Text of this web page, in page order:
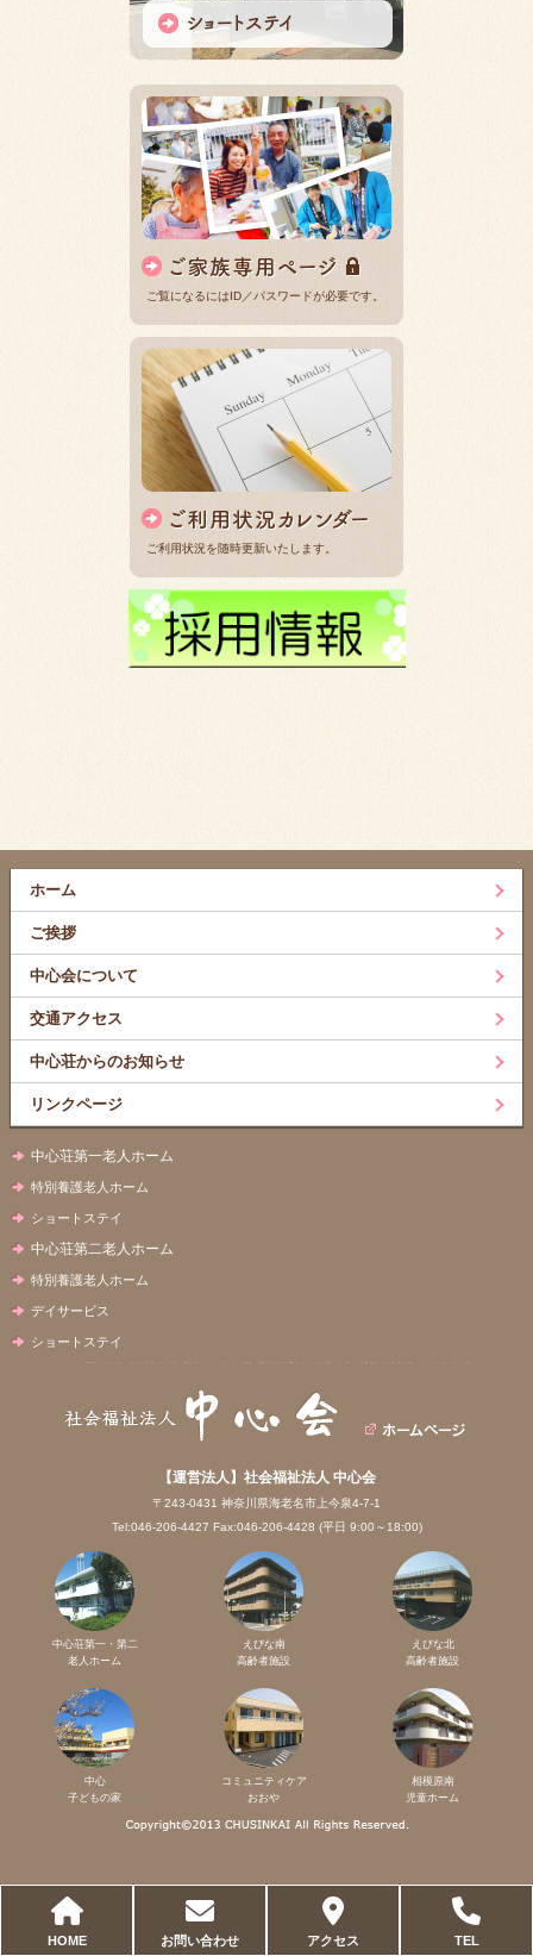
ご覧になるにはID／パスワードが必要です。
ご利用状況を随時更新いたします。
ホーム
ご挨拶
中心会について
交通アクセス
中心荘からのお知らせ
リンクページ
中心荘第一老人ホーム
特別養護老人ホーム
ショートステイ
中心荘第二老人ホーム
特別養護老人ホーム
デイサービス
ショートステイ
【運営法人】社会福祉法人 中心会
〒243-0431 神奈川県海老名市上今泉4-7-1
Tel:046-206-4427 Fax:046-206-4428 (平日 9:00～18:00)
中心荘第一・第二
老人ホーム
えびな南
高齢者施設
えびな北
高齢者施設
中心
子どもの家
コミュニティケア
おおや
相模原南
児童ホーム
HOME お問い合わせ アクセス TEL